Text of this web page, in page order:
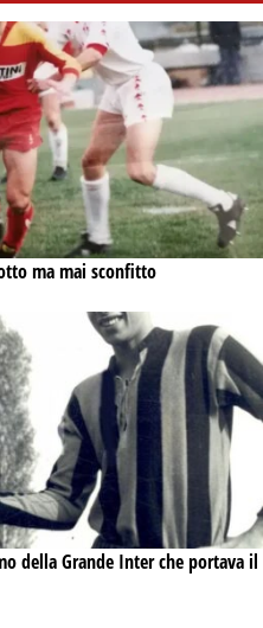
ma mai sconfitto
della Grande Inter che portava il